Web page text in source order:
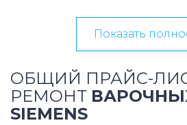
Показать
ОБЩИЙ ПРАЙС-
РЕМОНТ
SIEMENS